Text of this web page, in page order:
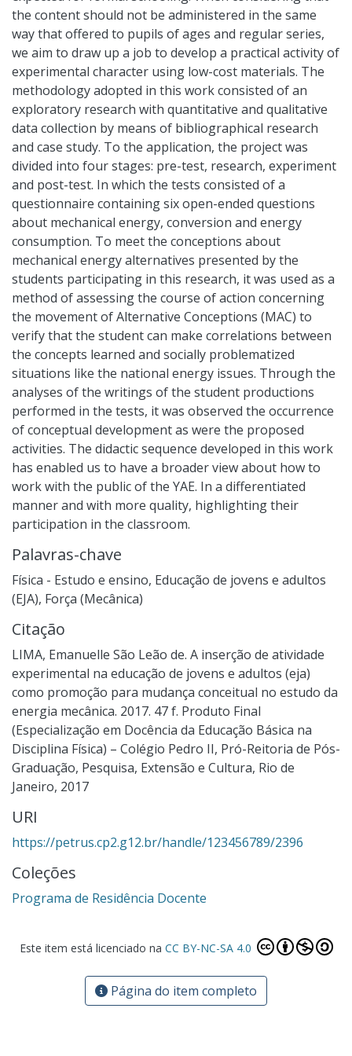
the content should not be administered in the same
way that offered to pupils of ages and regular series,
we aim to draw up a job to develop a practical activity of
experimental character using low-cost materials. The
methodology adopted in this work consisted of an
exploratory research with quantitative and qualitative
data collection by means of bibliographical research
and case study. To the application, the project was
divided into four stages: pre-test, research, experiment
and post-test. In which the tests consisted of a
questionnaire containing six open-ended questions
about mechanical energy, conversion and energy
consumption. To meet the conceptions about
mechanical energy alternatives presented by the
students participating in this research, it was used as a
method of assessing the course of action concerning
the movement of Alternative Conceptions (MAC) to
verify that the student can make correlations between
the concepts learned and socially problematized
situations like the national energy issues. Through the
analyses of the writings of the student productions
performed in the tests, it was observed the occurrence
of conceptual development as were the proposed
activities. The didactic sequence developed in this work
has enabled us to have a broader view about how to
work with the public of the YAE. In a differentiated
manner and with more quality, highlighting their
participation in the classroom.
Palavras-chave
Física - Estudo e ensino, Educação de jovens e adultos
(EJA), Força (Mecânica)
Citação
LIMA, Emanuelle São Leão de. A inserção de atividade
experimental na educação de jovens e adultos (eja)
como promoção para mudança conceitual no estudo da
energia mecânica. 2017. 47 f. Produto Final
(Especialização em Docência da Educação Básica na
Disciplina Física) – Colégio Pedro II, Pró-Reitoria de Pós-
Graduação, Pesquisa, Extensão e Cultura, Rio de
Janeiro, 2017
URI
https://petrus.cp2.g12.br/handle/123456789/2396
Coleções
Programa de Residência Docente
Este item está licenciado na CC BY-NC-SA 4.0
Página do item completo